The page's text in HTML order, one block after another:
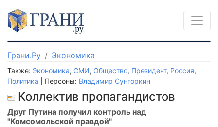
Грани.Ру Экономика
Также: Экономика, СМИ, Общество, Президент, Россия,
Политика | Персоны: Владимир Сунгоркин
Коллектив пропагандистов
Друг Путина получил контроль над
"Комсомольской правдой"